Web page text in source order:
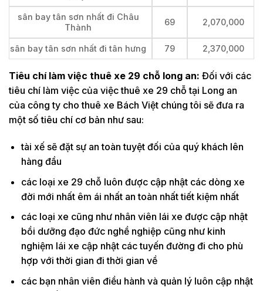
sân bay tân sơn nhất đi Châu
Thành
69 2,070,000
sân bay tân sơn nhất đi tân hưng 79 2,370,000
Tiêu chí làm việc thuê xe 29 chỗ long an: Đối với các
tiêu chí làm việc của việc thuê xe 29 chỗ tại Long an
của công ty cho thuê xe Bách Việt chúng tôi sẽ đưa ra
một số tiêu chí cơ bản như sau:
tài xế sẽ đặt sự an toàn tuyệt đối của quý khách lên
hàng đầu
các loại xe 29 chỗ luôn được cập nhật các dòng xe
đời mới nhất êm ái nhất an toàn nhất tiết kiệm nhất
các loại xe cũng như nhân viên lái xe được cập nhật
bồi dưỡng đạo đức nghề nghiệp cũng như kinh
nghiệm lái xe cập nhật các tuyến đường đi cho phù
hợp với thời gian đi thời gian về
các bạn nhân viên điều hành và quản lý luôn cập nhật